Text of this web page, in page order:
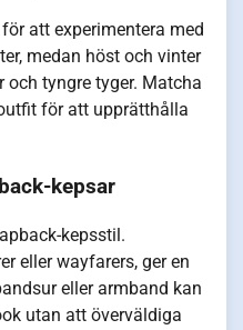
att experimentera med
medan höst och vinter
tyngre tyger. Matcha
för att upprätthålla
kepsar
kepsstil.
eller wayfarers, ger en
eller armband kan
utan att överväldiga